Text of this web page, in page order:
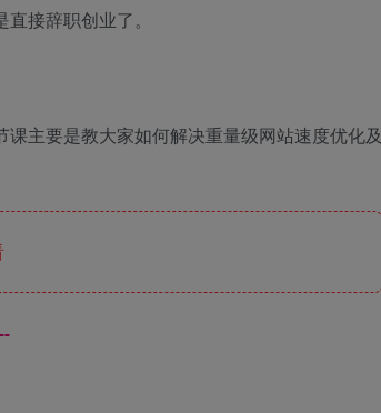
接辞职创业了。
主要是教大家如何解决重量级网站速度优化及